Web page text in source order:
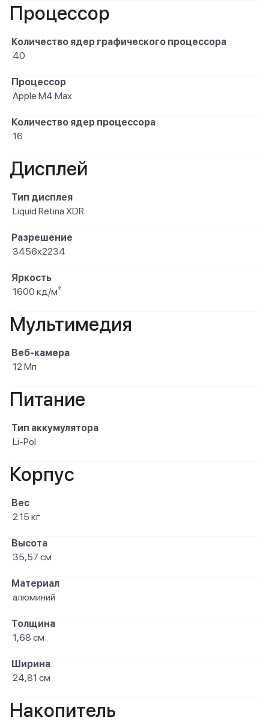
Процессор
Количество ядер графического процессора
40
Процессор
Apple M4 Max
Количество ядер процессора
16
Дисплей
Тип дисплея
Liquid Retina XDR
Разрешение
3456x2234
Яркость
1600 кд/м²
Мультимедия
Веб-камера
12 Мп
Питание
Тип аккумулятора
Li-Pol
Корпус
Вес
2.15 кг
Высота
35,57 см
Материал
алюминий
Толщина
1,68 см
Ширина
24,81 см
Накопитель